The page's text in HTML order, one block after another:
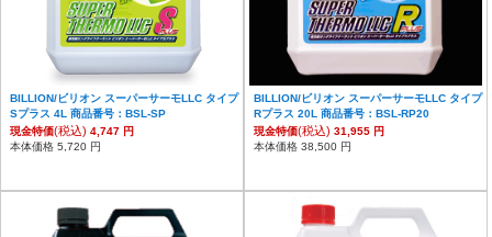
BILLION/ビリオン スーパーサーモLLC タイプ
Sプラス 4L 商品番号：BSL-SP
現金特価(税込) 4,747 円
本体価格 5,720 円
BILLION/ビリオン スーパーサーモLLC タイプ
Rプラス 20L 商品番号：BSL-RP20
現金特価(税込) 31,955 円
本体価格 38,500 円